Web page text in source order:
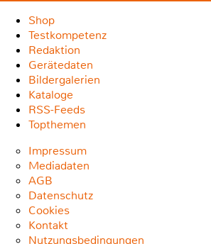
Shop
Testkompetenz
Redaktion
Gerätedaten
Bildergalerien
Kataloge
RSS-Feeds
Topthemen
Impressum
Mediadaten
AGB
Datenschutz
Cookies
Kontakt
Nutzungsbedingungen